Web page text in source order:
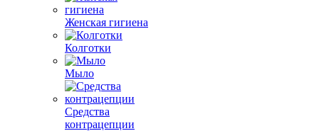
Женская гигиена
Колготки
Мыло
Средства
контрацепции